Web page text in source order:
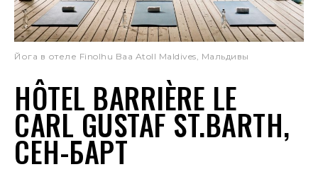
Йога в отеле Finolhu Baa Atoll Maldives, Мальдивы
HÔTEL BARRIÈRE LE
CARL GUSTAF ST.BARTH,
СЕН-БАРТ